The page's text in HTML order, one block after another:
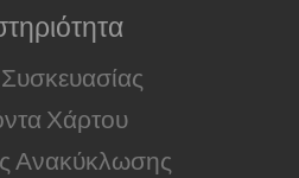
Χάρτου
Ανακύκλωσης